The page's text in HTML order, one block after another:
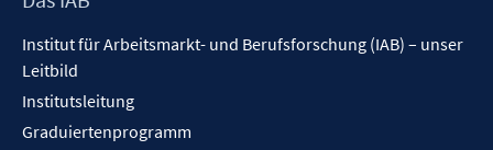
Institut für Arbeitsmarkt- und Berufsforschung (IAB) – unser
Leitbild
Institutsleitung
Graduiertenprogramm